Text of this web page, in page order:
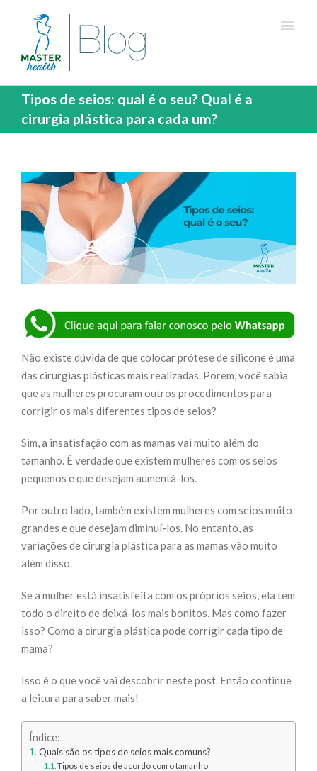
Tipos de seios: qual é o seu? Qual é a
cirurgia plástica para cada um?
View
Larger
Image
Não existe dúvida de que colocar prótese de silicone é uma
das cirurgias plásticas mais realizadas. Porém, você sabia
que as mulheres procuram outros procedimentos para
corrigir os mais diferentes tipos de seios?
Sim, a insatisfação com as mamas vai muito além do
tamanho. É verdade que existem mulheres com os seios
pequenos e que desejam aumentá-los.
Por outro lado, também existem mulheres com seios muito
grandes e que desejam diminuí-los. No entanto, as
variações de cirurgia plástica para as mamas vão muito
além disso.
Se a mulher está insatisfeita com os próprios seios, ela tem
todo o direito de deixá-los mais bonitos. Mas como fazer
isso? Como a cirurgia plástica pode corrigir cada tipo de
mama?
Isso é o que você vai descobrir neste post. Então continue
a leitura para saber mais!
Índice:
Quais são os tipos de seios mais comuns?
Tipos de seios de acordo com o tamanho